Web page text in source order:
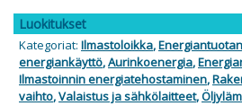
Luokitukset
Kategoriat: Ilmastoloikka,
energiankäyttö,Aurinkoenergia,
Ilmastoinnin energiatehostaminen,
vaihto,Valaistus ja sähkölaitteet,